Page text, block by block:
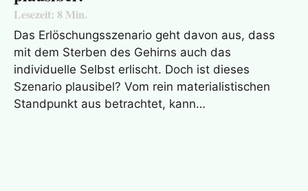
Lesezeit: 8 Min.
Das Erlöschungsszenario geht davon aus, dass
mit dem Sterben des Gehirns auch das
individuelle Selbst erlischt. Doch ist dieses
Szenario plausibel? Vom rein materialistischen
Standpunkt aus betrachtet, kann…